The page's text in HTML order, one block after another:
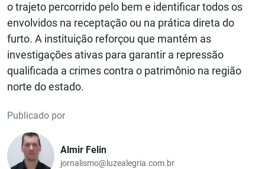
o trajeto percorrido pelo bem e identificar todos os
envolvidos na receptação ou na prática direta do
furto. A instituição reforçou que mantém as
investigações ativas para garantir a repressão
qualificada a crimes contra o patrimônio na região
norte do estado.
Publicado por
Almir Felin
jornalismo@luzealegria.com.br